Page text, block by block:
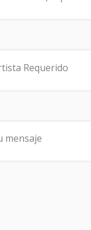
Requerido
mensaje